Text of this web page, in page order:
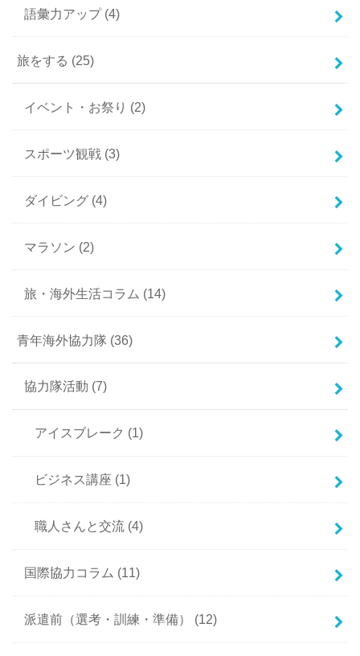
語彙力アップ (4)
旅をする (25)
イベント・お祭り (2)
スポーツ観戦 (3)
ダイビング (4)
マラソン (2)
旅・海外生活コラム (14)
青年海外協力隊 (36)
協力隊活動 (7)
アイスブレーク (1)
ビジネス講座 (1)
職人さんと交流 (4)
国際協力コラム (11)
派遣前（選考・訓練・準備） (12)